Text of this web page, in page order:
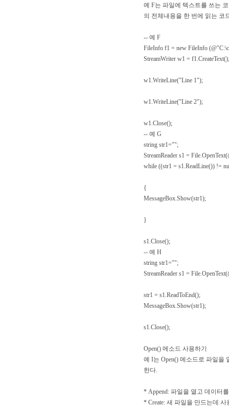
예 F는 파일에 텍스트를 쓰는
의 전체내용을 한 번에 읽는 코
-- 예 F
FileInfo f1 = new FileInfo
StreamWriter w1 = f1.CreateText();
w1.WriteLine("Line 1");
w1.WriteLine("Line 2");
w1.Close();
-- 예 G
string str1="";
StreamReader s1 =
while ((str1 = s1.ReadLine()) !=
{
MessageBox.Show(str1);
}
s1.Close();
-- 예 H
string str1="";
StreamReader s1 =
str1 = s1.ReadToEnd();
MessageBox.Show(str1);
s1.Close();
Open() 메소드 사용하기
예 I는 Open() 메소드로 파일을
한다.
* Append: 파일을 열고 데이터
* Create: 새 파일을 만드는데